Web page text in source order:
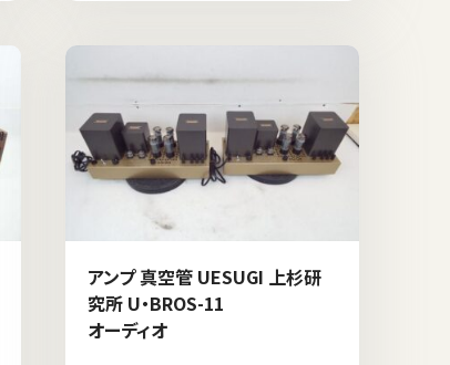
アンプ 真空管 UESUGI 上杉研
究所 U・BROS-11
オーディオ